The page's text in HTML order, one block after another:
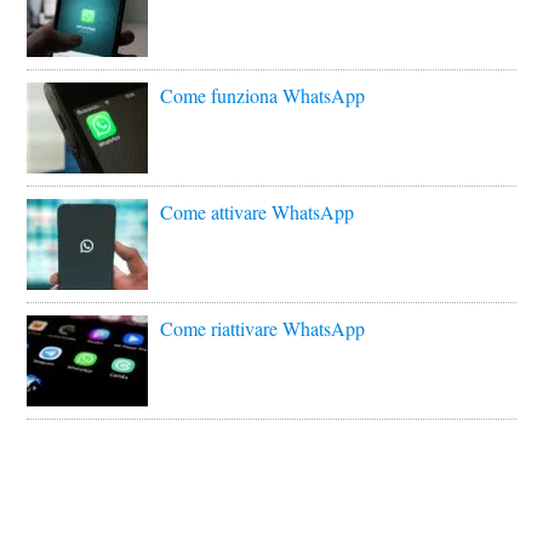
Come funziona WhatsApp
Come attivare WhatsApp
Come riattivare WhatsApp